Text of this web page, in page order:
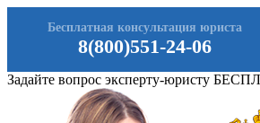
8(800)551-24-06
Бесплатная консультация юриста
Задайте вопрос эксперту-юристу